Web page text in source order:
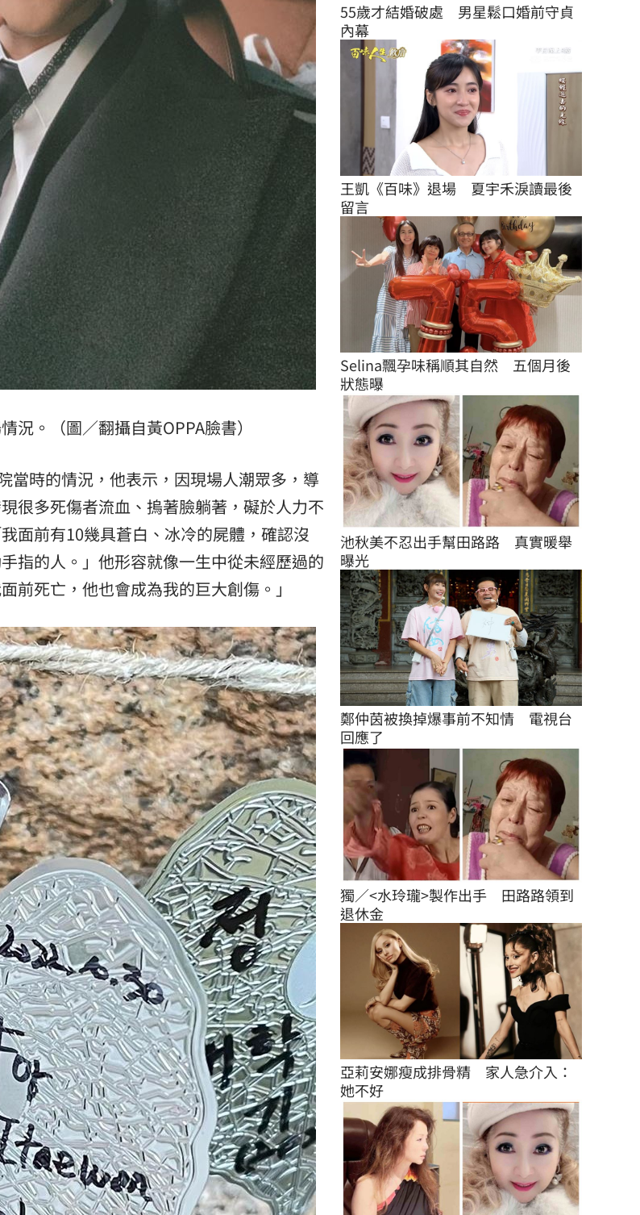
。（圖／翻攝自黃OPPA臉書）
當時的情況，他表示，因現場人潮眾多，導
很多死傷者流血、摀著臉躺著，礙於人力不
面前有10幾具蒼白、冰冷的屍體，確認沒
指的人。」他形容就像一生中從未經歷過的
前死亡，他也會成為我的巨大創傷。」
55歲才結婚破處　男星鬆口婚前守貞
內幕
王凱《百味》退場　夏宇禾淚讀最後
留言
Selina飄孕味稱順其自然　五個月後
狀態曝
池秋美不忍出手幫田路路　真實暖舉
曝光
鄭仲茵被換掉爆事前不知情　電視台
回應了
獨／<水玲瓏>製作出手　田路路領到
退休金
亞莉安娜瘦成排骨精　家人急介入：
她不好